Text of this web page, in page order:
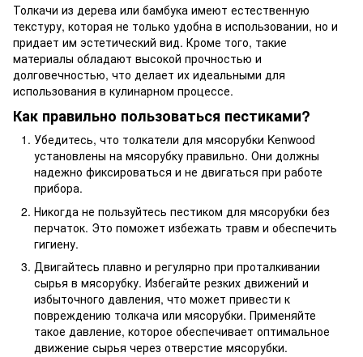
Толкачи из дерева или бамбука имеют естественную
текстуру, которая не только удобна в использовании, но и
придает им эстетический вид. Кроме того, такие
материалы обладают высокой прочностью и
долговечностью, что делает их идеальными для
использования в кулинарном процессе.
Как правильно пользоваться пестиками?
Убедитесь, что толкатели для мясорубки Kenwood
установлены на мясорубку правильно. Они должны
надежно фиксироваться и не двигаться при работе
прибора.
Никогда не пользуйтесь пестиком для мясорубки без
перчаток. Это поможет избежать травм и обеспечить
гигиену.
Двигайтесь плавно и регулярно при проталкивании
сырья в мясорубку. Избегайте резких движений и
избыточного давления, что может привести к
повреждению толкача или мясорубки. Применяйте
такое давление, которое обеспечивает оптимальное
движение сырья через отверстие мясорубки.